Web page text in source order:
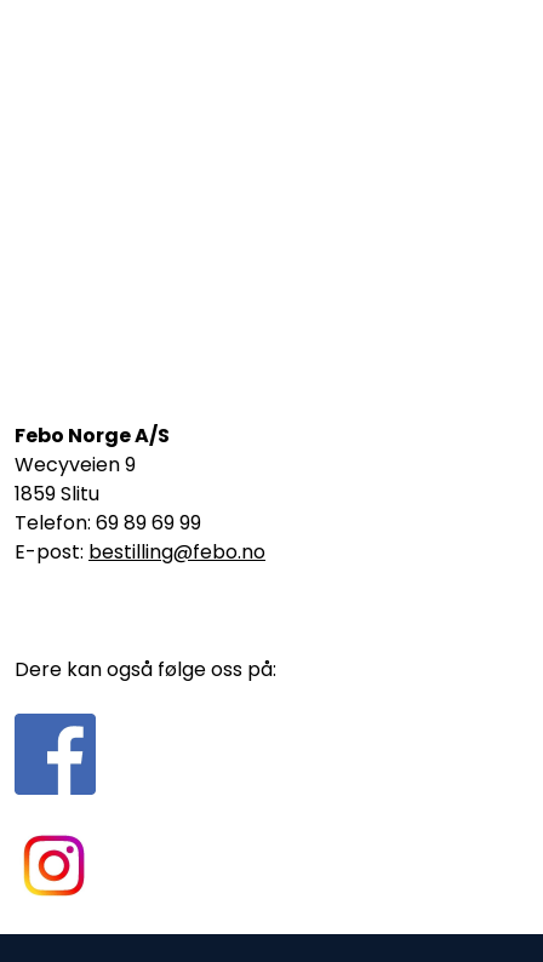
Febo Norge A/S
Wecyveien 9
1859 Slitu
Telefon: 69 89 69 99
E-post: bestilling@febo.no
Dere kan også følge oss på: